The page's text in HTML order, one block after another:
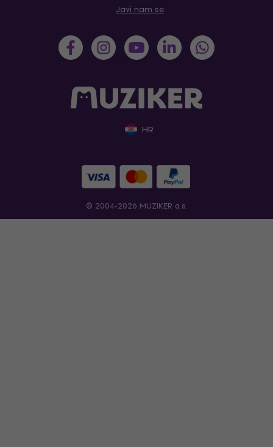
Javi nam se
HR
© 2004-2026 MUZIKER a.s.